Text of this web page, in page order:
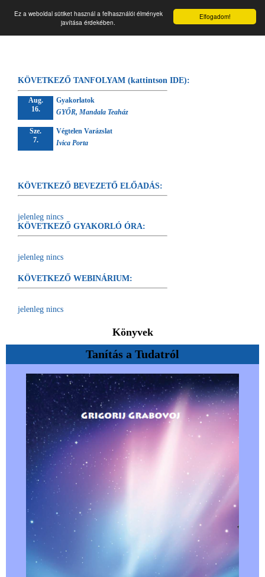
Elfogadom!
Ez a weboldal sütiket használ a felhasználói élmények
javítása érdekében.
Végtelen forrás ☰
KÖVETKEZŐ TANFOLYAM (kattintson IDE):
Aug.
16.
Gyakorlatok
GYŐR, Mandala Teaház
Sze.
7.
Végtelen Varázslat
Ivica Porta
KÖVETKEZŐ BEVEZETŐ ELŐADÁS:
jelenleg nincs
KÖVETKEZŐ GYAKORLÓ ÓRA:
jelenleg nincs
KÖVETKEZŐ WEBINÁRIUM:
jelenleg nincs
Könyvek
Tanítás a Tudatról